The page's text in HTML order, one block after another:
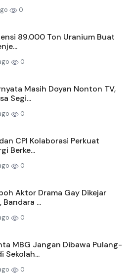
0
89.000 Ton Uranium Buat
0
Masih Doyan Nonton TV,
Segi...
0
CPI Kolaborasi Perkuat
Berke...
0
Aktor Drama Gay Dikejar
Bandara ...
0
MBG Jangan Dibawa Pulang-
Sekolah...
0